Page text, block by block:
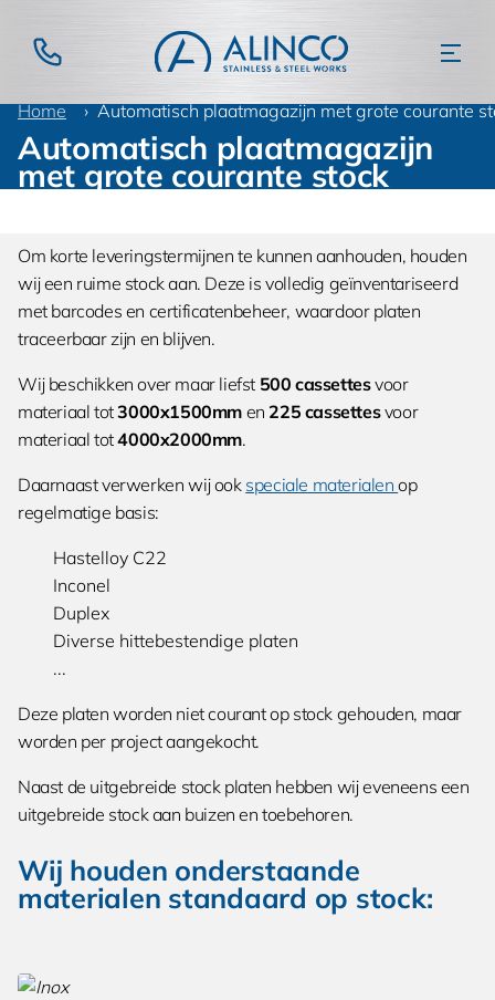
Home Machinepark
Automatisch plaatmagazijn met grote courante
Automatisch plaatmagazijn
met grote courante stock
Om korte leveringstermijnen te kunnen aanhouden, houden
wij een ruime stock aan. Deze is volledig geïnventariseerd
met barcodes en certificatenbeheer, waardoor platen
traceerbaar zijn en blijven.
Wij beschikken over maar liefst 500 cassettesvoor
materiaal tot3000x1500mm en 225 cassettesvoor
materiaal tot4000x2000mm.
Daarnaast verwerken wij ook speciale materialenop
regelmatige basis:
Hastelloy C22
Inconel
Duplex
Diverse hittebestendige platen
...
Deze platen worden niet courant op stock gehouden, maar
worden per project aangekocht.
Naast de uitgebreide stock platen hebben wij eveneens een
uitgebreide stock aan buizen en toebehoren.
Wij houden onderstaande
materialen standaard op stock: